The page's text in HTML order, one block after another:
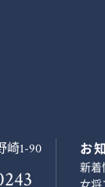
崎1-90 お
新着